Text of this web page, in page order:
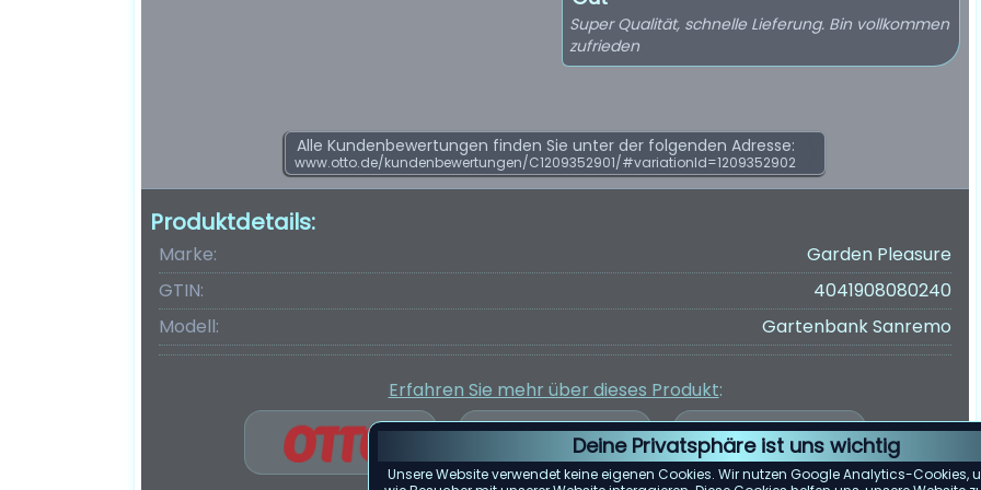
Deine Privatsphäre ist uns wichtig
Unsere Website verwendet keine eigenen Cookies. Wir nutzen Google Analytics-Cookies,
Super Qualität, schnelle Lieferung. Bin vollkommen
zufrieden
Alle Kundenbewertungen finden Sie unter der folgenden Adresse:
www.otto.de/kundenbewertungen/C1209352901/#variationId=1209352902
Produktdetails:
Marke:
Garden Pleasure
GTIN:
4041908080240
Modell:
Gartenbank Sanremo
Erfahren Sie mehr über dieses Produkt: